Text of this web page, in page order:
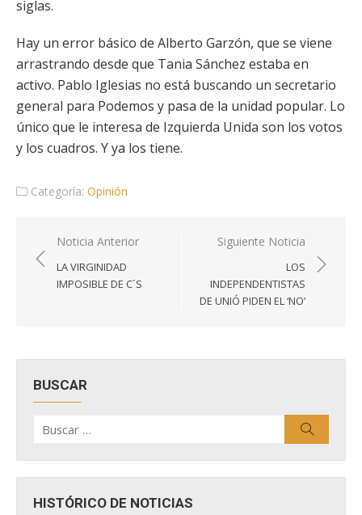
siglas.
Hay un error básico de Alberto Garzón, que se viene
arrastrando desde que Tania Sánchez estaba en
activo. Pablo Iglesias no está buscando un secretario
general para Podemos y pasa de la unidad popular. Lo
único que le interesa de Izquierda Unida son los votos
y los cuadros. Y ya los tiene.
Categoría: Opinión
Navegación
de
entradas
Noticia Anterior
LA VIRGINIDAD
IMPOSIBLE DE C´S
Siguiente Noticia
LOS
INDEPENDENTISTAS
DE UNIÓ PIDEN EL ‘NO’
BUSCAR
por:
HISTÓRICO DE NOTICIAS